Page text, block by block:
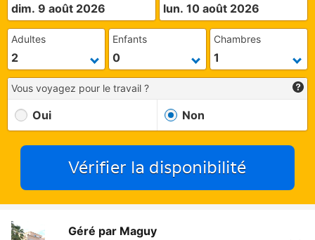
dim. 9 août 2026 lun. 10 août 2026
Adultes Enfants Chambres
Vous voyagez pour le travail ?
Oui Non
Vérifier la disponibilité
Géré par Maguy